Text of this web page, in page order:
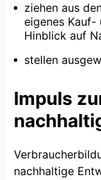
ziehen aus
eigenes Kauf-
Hinblick auf
stellen
Impuls
nachhaltige